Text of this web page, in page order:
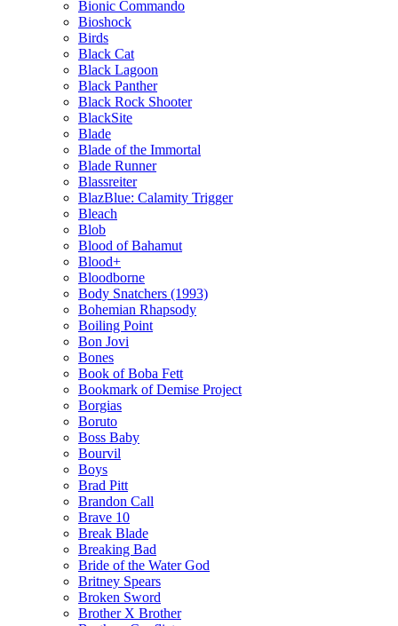
Bionic Commando
Bioshock
Birds
Black Cat
Black Lagoon
Black Panther
Black Rock Shooter
BlackSite
Blade
Blade of the Immortal
Blade Runner
Blassreiter
BlazBlue: Calamity Trigger
Bleach
Blob
Blood of Bahamut
Blood+
Bloodborne
Body Snatchers (1993)
Bohemian Rhapsody
Boiling Point
Bon Jovi
Bones
Book of Boba Fett
Bookmark of Demise Project
Borgias
Boruto
Boss Baby
Bourvil
Boys
Brad Pitt
Brandon Call
Brave 10
Break Blade
Breaking Bad
Bride of the Water God
Britney Spears
Broken Sword
Brother X Brother